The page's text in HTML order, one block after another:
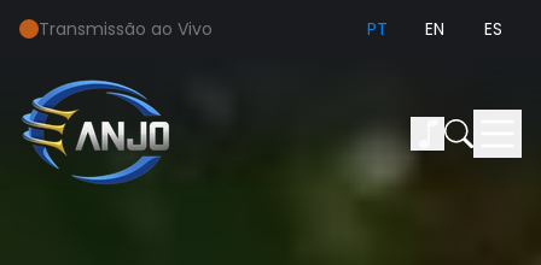
Transmissão ao Vivo PT EN ES